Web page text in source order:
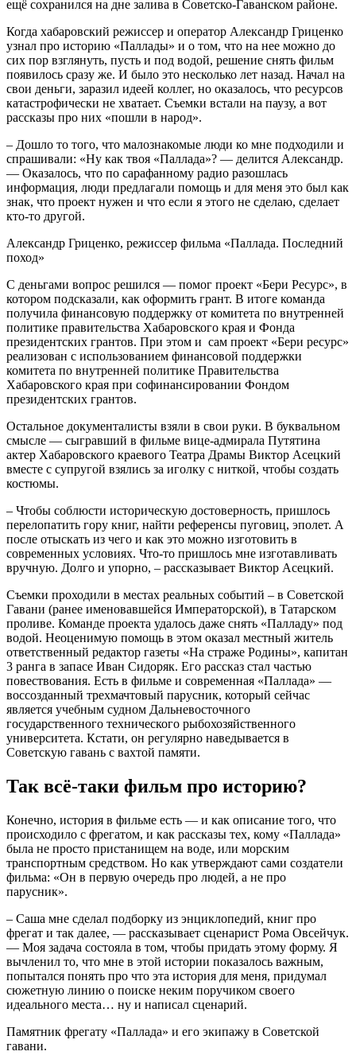
ещё сохранился на дне залива в Советско-Гаванском районе.
Когда хабаровский режиссер и оператор Александр Гриценко
узнал про историю «Паллады» и о том, что на нее можно до
сих пор взглянуть, пусть и под водой, решение снять фильм
появилось сразу же. И было это несколько лет назад. Начал на
свои деньги, заразил идеей коллег, но оказалось, что ресурсов
катастрофически не хватает. Съемки встали на паузу, а вот
рассказы про них «пошли в народ».
– Дошло то того, что малознакомые люди ко мне подходили и
спрашивали: «Ну как твоя «Паллада»? — делится Александр.
— Оказалось, что по сарафанному радио разошлась
информация, люди предлагали помощь и для меня это был как
знак, что проект нужен и что если я этого не сделаю, сделает
кто-то другой.
Александр Гриценко, режиссер фильма «Паллада. Последний
поход»
С деньгами вопрос решился — помог проект «Бери Ресурс», в
котором подсказали, как оформить грант. В итоге команда
получила финансовую поддержку от комитета по внутренней
политике правительства Хабаровского края и Фонда
президентских грантов. При этом и сам проект «Бери ресурс»
реализован с использованием финансовой поддержки
комитета по внутренней политике Правительства
Хабаровского края при софинансировании Фондом
президентских грантов.
Остальное документалисты взяли в свои руки. В буквальном
смысле — сыгравший в фильме вице-адмирала Путятина
актер Хабаровского краевого Театра Драмы Виктор Асецкий
вместе с супругой взялись за иголку с ниткой, чтобы создать
костюмы.
– Чтобы соблюсти историческую достоверность, пришлось
перелопатить гору книг, найти референсы пуговиц, эполет. А
после отыскать из чего и как это можно изготовить в
современных условиях. Что-то пришлось мне изготавливать
вручную. Долго и упорно, – рассказывает Виктор Асецкий.
Съемки проходили в местах реальных событий – в Советской
Гавани (ранее именовавшейся Императорской), в Татарском
проливе. Команде проекта удалось даже снять «Палладу» под
водой. Неоценимую помощь в этом оказал местный житель
ответственный редактор газеты «На страже Родины», капитан
3 ранга в запасе Иван Сидоряк. Его рассказ стал частью
повествования. Есть в фильме и современная «Паллада» —
воссозданный трехмачтовый парусник, который сейчас
является учебным судном Дальневосточного
государственного технического рыбохозяйственного
университета. Кстати, он регулярно наведывается в
Советскую гавань с вахтой памяти.
Так всё-таки фильм про историю?
Конечно, история в фильме есть — и как описание того, что
происходило с фрегатом, и как рассказы тех, кому «Паллада»
была не просто пристанищем на воде, или морским
транспортным средством. Но как утверждают сами создатели
фильма: «Он в первую очередь про людей, а не про
парусник».
– Саша мне сделал подборку из энциклопедий, книг про
фрегат и так далее, — рассказывает сценарист Рома Овсейчук.
— Моя задача состояла в том, чтобы придать этому форму. Я
вычленил то, что мне в этой истории показалось важным,
попытался понять про что эта история для меня, придумал
сюжетную линию о поиске неким поручиком своего
идеального места… ну и написал сценарий.
Памятник фрегату «Паллада» и его экипажу в Советской
гавани.